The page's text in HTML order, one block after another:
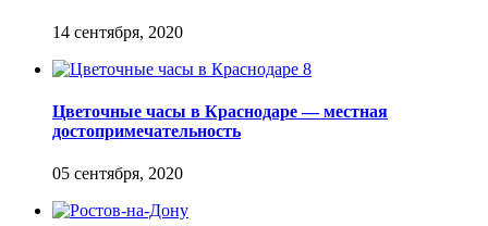
Цветочные часы в Краснодаре — местная
достопримечательность